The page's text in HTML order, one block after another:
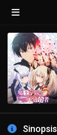
Sinopsis